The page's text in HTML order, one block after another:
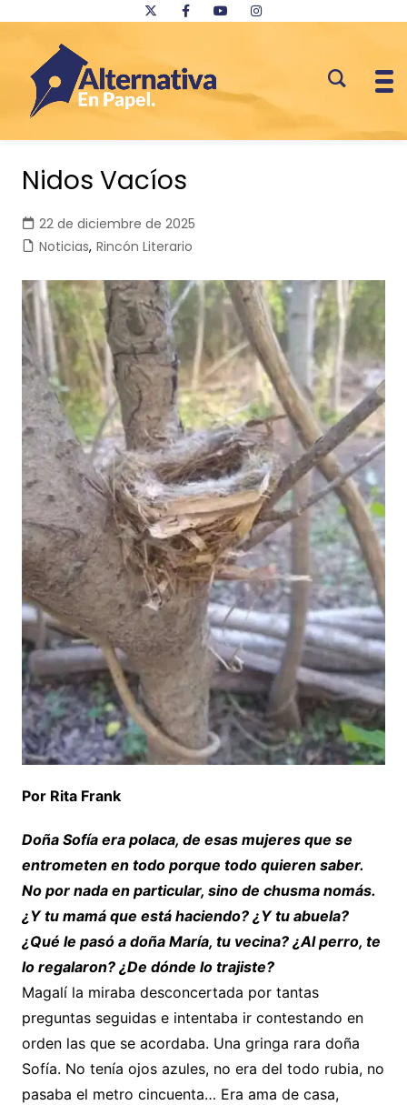
contenido
Nidos Vacíos
22 de diciembre de 2025
Noticias, Rincón Literario
Por Rita Frank
Doña Sofía era polaca, de esas mujeres que se
entrometen en todo porque todo quieren saber.
No por nada en particular, sino de chusma nomás.
¿Y tu mamá que está haciendo? ¿Y tu abuela?
¿Qué le pasó a doña María, tu vecina? ¿Al perro, te
lo regalaron? ¿De dónde lo trajiste?
Magalí la miraba desconcertada por tantas
preguntas seguidas e intentaba ir contestando en
orden las que se acordaba. Una gringa rara doña
Sofía. No tenía ojos azules, no era del todo rubia, no
pasaba el metro cincuenta… Era ama de casa,